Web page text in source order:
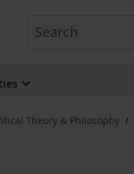
Theory & Philosophy /